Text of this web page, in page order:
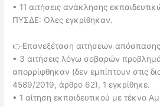
• 11 αιτήσεις ανάκλησης
ΠΥΣΔΕ: Όλες εγκρίθηκαν.
👉Επανεξέταση αιτήσεων απόσπασης
• 3 αιτήσεις λόγω σοβαρών
απορρίφθηκαν (δεν εμπίπτουν στις
4589/2019, άρθρο 62), 1 εγκρίθηκε.
• 1 αίτηση εκπαιδευτικού με τέκνο